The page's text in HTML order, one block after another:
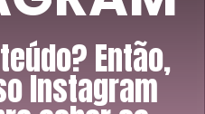
Então,
Instagram